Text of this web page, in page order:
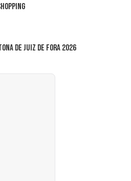
de Juiz de Fora 2026